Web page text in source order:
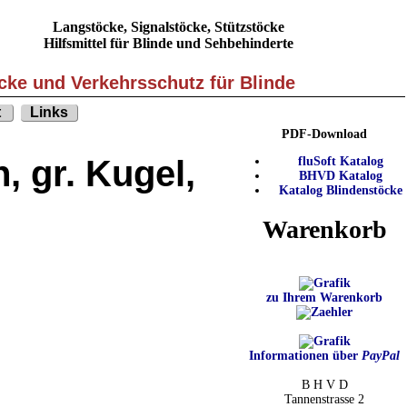
Langstöcke, Signalstöcke, Stützstöcke
Hilfsmittel für Blinde und Sehbehinderte
und Verkehrsschutz für Blinde
Links
PDF-Download
fluSoft Katalog
BHVD Katalog
Katalog Blindenstöcke
Warenkorb
zu Ihrem Warenkorb
Informationen über PayPal
B H V D
Tannenstrasse 2
gr. Kugel,